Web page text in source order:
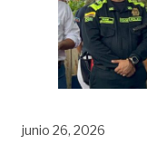
junio 26, 2026